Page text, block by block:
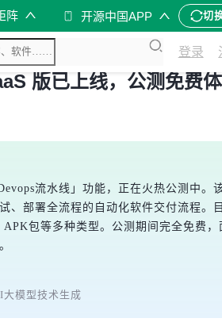
阵 开源中国APP 切
登录
版已上线，公测免费
流水线」功能，正在火热公测中
、部署全流程的自动化软件交付流程。
APK包等多种类型。公测期间完全免费
模型技术生成